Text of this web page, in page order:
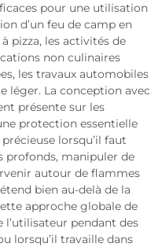
pour une utilisation
d’un feu de camp en
pizza, les activités de
non culinaires
les travaux automobiles
léger. La conception avec
présente sur les
protection essentielle
lorsqu’il faut
profonds, manipuler de
autour de flammes
bien au-delà de la
approche globale de
pendant des
lorsqu’il travaille dans